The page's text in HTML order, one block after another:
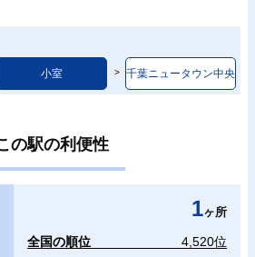
小室 千葉ニュータウン中央
の駅の利便性
1ヶ所
全国の順位 4,520位